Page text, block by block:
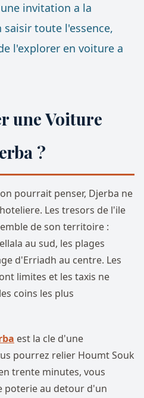
invitation a la
toute l'essence,
l'explorer en voiture a
une Voiture
?
pourrait penser, Djerba ne
Les tresors de l'ile
de son territoire :
au sud, les plages
d'Erriadh au centre. Les
limites et les taxis ne
coins les plus
est la cle d'une
pourrez relier Houmt Souk
trente minutes, vous
poterie au detour d'un